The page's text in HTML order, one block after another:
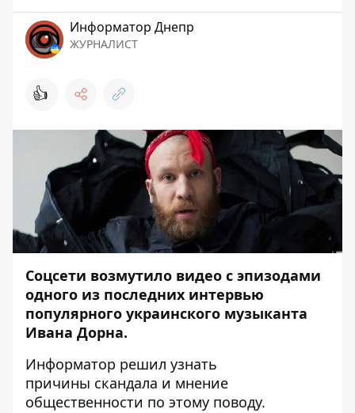
Информатор Днепр
ЖУРНАЛИСТ
👍
Соцсети возмутило видео с эпизодами
одного из последних интервью
популярного украинского музыканта
Ивана Дорна.
Информатор решил узнать
причины скандала и мнение
общественности по этому поводу.